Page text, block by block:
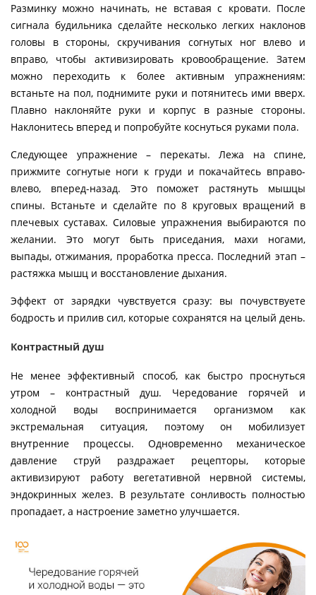
Разминку можно начинать, не вставая с кровати. После
сигнала будильника сделайте несколько легких наклонов
головы в стороны, скручивания согнутых ног влево и
вправо, чтобы активизировать кровообращение. Затем
можно переходить к более активным упражнениям:
встаньте на пол, поднимите руки и потянитесь ими вверх.
Плавно наклоняйте руки и корпус в разные стороны.
Наклонитесь вперед и попробуйте коснуться руками пола.
Следующее упражнение – перекаты. Лежа на спине,
прижмите согнутые ноги к груди и покачайтесь вправо-
влево, вперед-назад. Это поможет растянуть мышцы
спины. Встаньте и сделайте по 8 круговых вращений в
плечевых суставах. Силовые упражнения выбираются по
желании. Это могут быть приседания, махи ногами,
выпады, отжимания, проработка пресса. Последний этап –
растяжка мышц и восстановление дыхания.
Эффект от зарядки чувствуется сразу: вы почувствуете
бодрость и прилив сил, которые сохранятся на целый день.
Контрастный душ
Не менее эффективный способ, как быстро проснуться
утром – контрастный душ. Чередование горячей и
холодной воды воспринимается организмом как
экстремальная ситуация, поэтому он мобилизует
внутренние процессы. Одновременно механическое
давление струй раздражает рецепторы, которые
активизируют работу вегетативной нервной системы,
эндокринных желез. В результате сонливость полностью
пропадает, а настроение заметно улучшается.